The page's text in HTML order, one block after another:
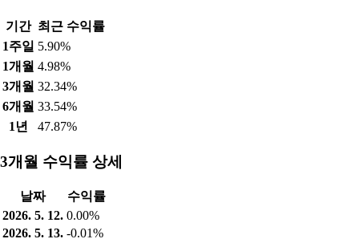
기간 최근 수익률
1주일 5.90%
1개월 4.98%
3개월 32.34%
6개월 33.54%
1년
47.87%
3개월 수익률 상세
날짜
수익률
2026. 5. 12. 0.00%
2026. 5. 13. -0.01%